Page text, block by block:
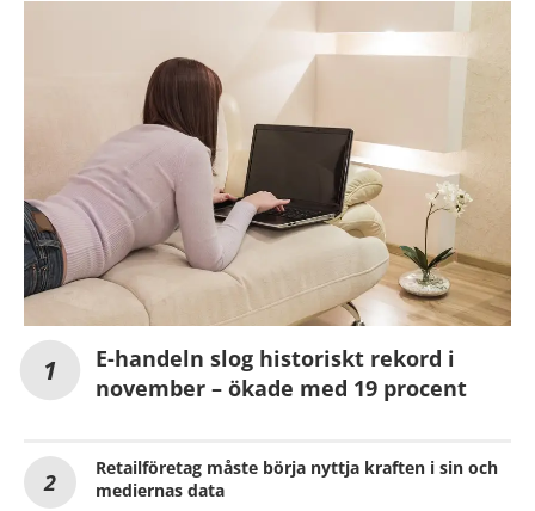
E-handeln slog historiskt rekord i
november – ökade med 19 procent
Retailföretag måste börja nyttja kraften i sin och
mediernas data